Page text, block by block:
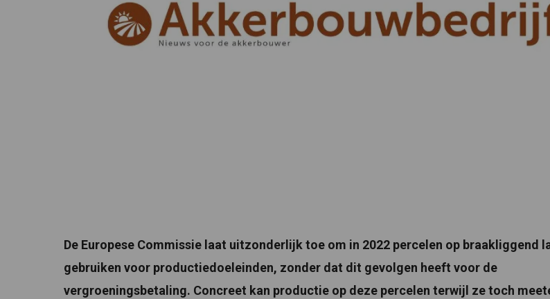
De Europese Commissie laat uitzonderlijk toe om in 2022 percelen op braakliggend
gebruiken voor productiedoeleinden, zonder dat dit gevolgen heeft voor de
vergroeningsbetaling. Concreet kan productie op deze percelen terwijl ze toch